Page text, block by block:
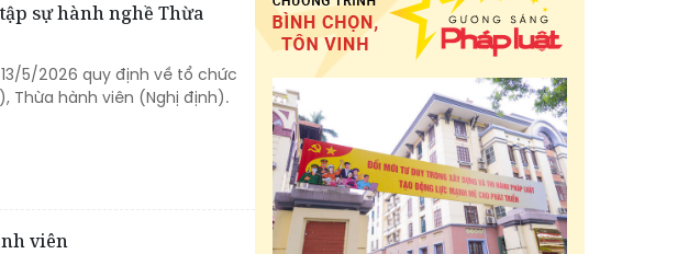
sự hành nghề Thừa
5/2026 quy định về tổ chức
Thừa hành viên (Nghị định).
viên